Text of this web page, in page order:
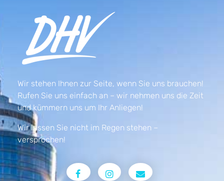
Wir stehen Ihnen zur Seite, wenn Sie uns brauchen!
Rufen Sie uns einfach an – wir nehmen uns die Zeit
und kümmern uns um Ihr Anliegen!
Wir lassen Sie nicht im Regen stehen –
versprochen!